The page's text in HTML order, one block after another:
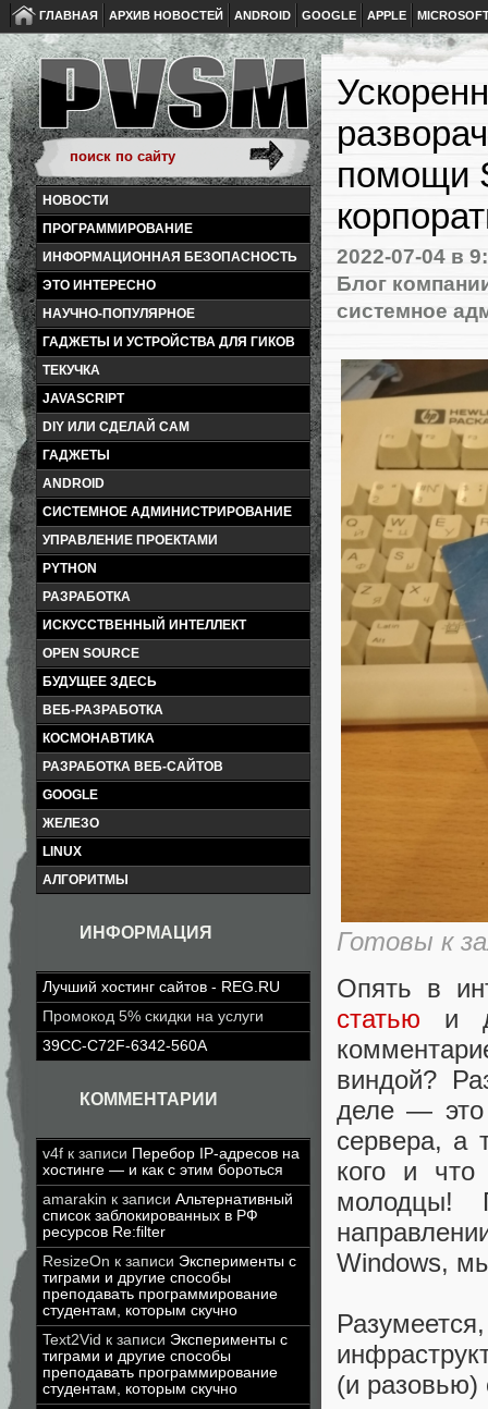
ГЛАВНАЯ АРХИВ НОВОСТЕЙ ANDROID GOOGLE APPLE
НОВОСТИ
ПРОГРАММИРОВАНИЕ
ИНФОРМАЦИОННАЯ БЕЗОПАСНОСТЬ
ЭТО ИНТЕРЕСНО
НАУЧНО-ПОПУЛЯРНОЕ
ГАДЖЕТЫ И УСТРОЙСТВА ДЛЯ ГИКОВ
ТЕКУЧКА
JAVASCRIPT
DIY ИЛИ СДЕЛАЙ САМ
ГАДЖЕТЫ
ANDROID
СИСТЕМНОЕ АДМИНИСТРИРОВАНИЕ
УПРАВЛЕНИЕ ПРОЕКТАМИ
PYTHON
РАЗРАБОТКА
ИСКУССТВЕННЫЙ ИНТЕЛЛЕКТ
OPEN SOURCE
БУДУЩЕЕ ЗДЕСЬ
ВЕБ-РАЗРАБОТКА
КОСМОНАВТИКА
РАЗРАБОТКА ВЕБ-САЙТОВ
GOOGLE
ЖЕЛЕЗО
LINUX
АЛГОРИТМЫ
ИНФОРМАЦИЯ
Лучший хостинг сайтов - REG.RU
Промокод 5% скидки на услуги
39CC-C72F-6342-560A
КОММЕНТАРИИ
v4f к записи Перебор IP-адресов на
хостинге — и как с этим бороться
amarakin к записи Альтернативный
список заблокированных в РФ
ресурсов Re:filter
ResizeOn к записи Эксперименты с
тиграми и другие способы
преподавать программирование
студентам, которым скучно
Text2Vid к записи Эксперименты с
тиграми и другие способы
преподавать программирование
студентам, которым скучно
помощи
2022-07-04 в
Блог
системное
Готовы к
Опять в
статью и
виндой?
деле — это
сервера, а
кого и
молодцы!
Windows,
(и разовью)